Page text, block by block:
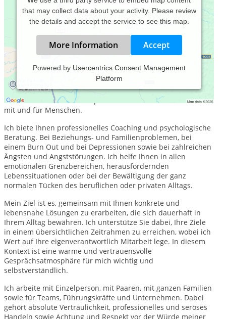
that may collect data about your activity. Please review
the details and accept the service to see this map.
More Information Accept
Powered by Usercentrics Consent Management
Platform
Seit rund 25 Jahren arbeite ich als diplomierter
Systemanalytiker, Persönlichkeitstrainer und systemischer
Berater und Familientherapeut beratend und unterstützend
mit und für Menschen.
Ich biete Ihnen professionelles Coaching und psychologische
Beratung. Bei Beziehungs- und Familienproblemen, bei
einem Burn Out und bei Depressionen sowie bei zahlreichen
Ängsten und Angststörungen. Ich helfe Ihnen in allen
emotionalen Grenzbereichen, herausfordernden
Lebenssituationen oder bei der Bewältigung der ganz
normalen Tücken des beruflichen oder privaten Alltags.
Mein Ziel ist es, gemeinsam mit Ihnen konkrete und
lebensnahe Lösungen zu erarbeiten, die sich dauerhaft in
Ihrem Alltag bewähren. Ich unterstütze Sie dabei, Ihre Ziele
in einem übersichtlichen Zeitrahmen zu erreichen, wobei ich
Wert auf Ihre eigenverantwortlich Mitarbeit lege. In diesem
Kontext ist eine warme und vertrauensvolle
Gesprächsatmosphäre für mich wichtig und
selbstverständlich.
Ich arbeite mit Einzelperson, mit Paaren, mit ganzen Familien
sowie für Teams, Führungskräfte und Unternehmen. Dabei
gehört absolute Vertraulichkeit, professionelles und seröses
Handeln sowie Achtung und Respekt vor der Würde meiner